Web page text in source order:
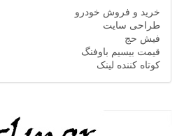
خرید و فروش خودرو
طراحی سایت
فیش حج
قیمت بیسیم باوفنگ
کوتاه کننده لینک